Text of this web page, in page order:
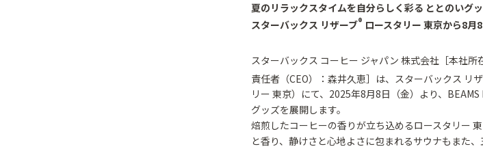
夏のリラックスタイムを自分らしく彩る ととのいグ
スターバックス リザーブ® ロースタリー 東京から8月
スターバックス コーヒー ジャパン 株式会社［本社
責任者（CEO）：森井久恵］は、スターバックス リ
リー 東京）にて、2025年8月8日（金）より、
グッズを展開します。
焙煎したコーヒーの香りが立ち込めるロースタリー
と香り、静けさと心地よさに包まれるサウナもまた